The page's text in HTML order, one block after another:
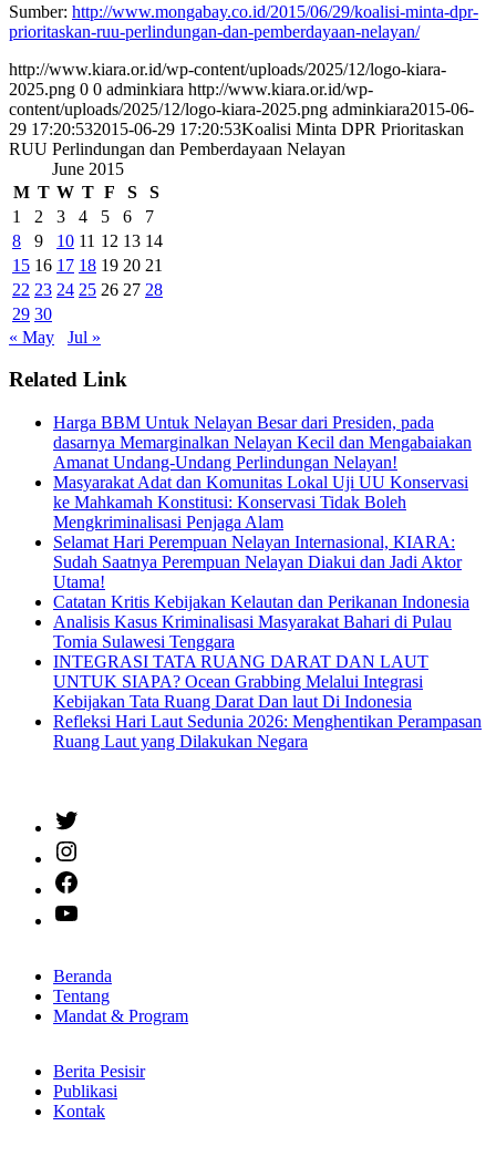
Sumber: http://www.mongabay.co.id/2015/06/29/koalisi-minta-dpr-
prioritaskan-ruu-perlindungan-dan-pemberdayaan-nelayan/
http://www.kiara.or.id/wp-content/uploads/2025/12/logo-kiara-
2025.png 0 0 adminkiara http://www.kiara.or.id/wp-
content/uploads/2025/12/logo-kiara-2025.png adminkiara2015-06-
29 17:20:532015-06-29 17:20:53Koalisi Minta DPR Prioritaskan
RUU Perlindungan dan Pemberdayaan Nelayan
June 2015
M T W T F S
S
1
2 3 4 5 6
7
8
9 10 11 12 13 14
15 16 17 18 19 20 21
22 23 24 25 26 27 28
29 30
« May
Jul »
Related Link
Harga BBM Untuk Nelayan Besar dari Presiden, pada
dasarnya Memarginalkan Nelayan Kecil dan Mengabaiakan
Amanat Undang-Undang Perlindungan Nelayan!
Masyarakat Adat dan Komunitas Lokal Uji UU Konservasi
ke Mahkamah Konstitusi: Konservasi Tidak Boleh
Mengkriminalisasi Penjaga Alam
Selamat Hari Perempuan Nelayan Internasional, KIARA:
Sudah Saatnya Perempuan Nelayan Diakui dan Jadi Aktor
Utama!
Catatan Kritis Kebijakan Kelautan dan Perikanan Indonesia
Analisis Kasus Kriminalisasi Masyarakat Bahari di Pulau
Tomia Sulawesi Tenggara
INTEGRASI TATA RUANG DARAT DAN LAUT
UNTUK SIAPA? Ocean Grabbing Melalui Integrasi
Kebijakan Tata Ruang Darat Dan laut Di Indonesia
Refleksi Hari Laut Sedunia 2026: Menghentikan Perampasan
Ruang Laut yang Dilakukan Negara
Beranda
Tentang
Mandat & Program
Berita Pesisir
Publikasi
Kontak